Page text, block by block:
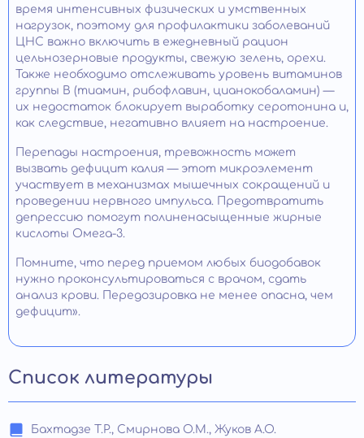
время интенсивных физических и умственных
нагрузок, поэтому для профилактики заболеваний
ЦНС важно включить в ежедневный рацион
цельнозерновые продукты, свежую зелень, орехи.
Также необходимо отслеживать уровень витаминов
группы В (тиамин, рибофлавин, цианокобаламин) —
их недостаток блокирует выработку серотонина и,
как следствие, негативно влияет на настроение.
Перепады настроения, тревожность может
вызвать дефицит калия — этот микроэлемент
участвует в механизмах мышечных сокращений и
проведении нервного импульса. Предотвратить
депрессию помогут полиненасыщенные жирные
кислоты Омега-3.
Помните, что перед приемом любых биодобавок
нужно проконсультироваться с врачом, сдать
анализ крови. Передозировка не менее опасна, чем
дефицит».
Список литературы
Бахтадзе Т.Р., Смирнова О.М., Жуков А.О.